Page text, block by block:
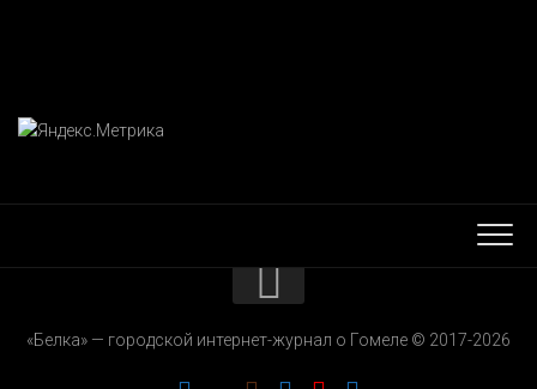
РЕКЛАМОДАТЕЛЯМ
«Белка» — городской интернет-журнал о Гомеле © 2017-2026